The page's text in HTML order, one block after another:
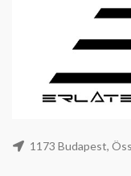
1173 Budapest,